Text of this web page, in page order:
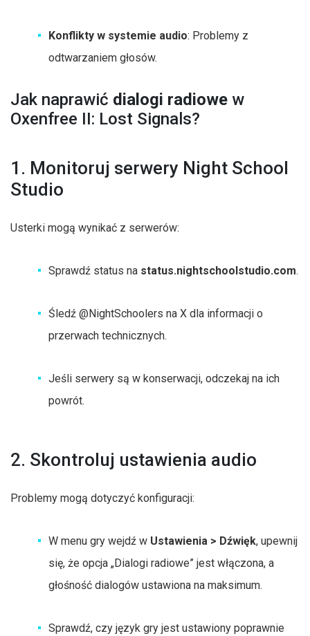
Konflikty w systemie audio: Problemy z
odtwarzaniem głosów.
Jak naprawić dialogi radiowe w
Oxenfree II: Lost Signals?
1. Monitoruj serwery Night School
Studio
Usterki mogą wynikać z serwerów:
Sprawdź status na status.nightschoolstudio.com.
Śledź @NightSchoolers na X dla informacji o
przerwach technicznych.
Jeśli serwery są w konserwacji, odczekaj na ich
powrót.
2. Skontroluj ustawienia audio
Problemy mogą dotyczyć konfiguracji:
W menu gry wejdź w Ustawienia > Dźwięk, upewnij
się, że opcja „Dialogi radiowe” jest włączona, a
głośność dialogów ustawiona na maksimum.
Sprawdź, czy język gry jest ustawiony poprawnie